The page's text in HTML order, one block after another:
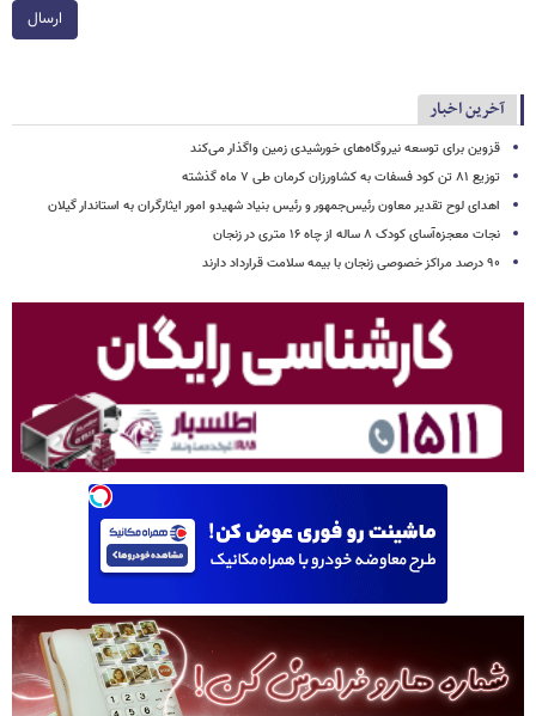
ارسال
آخرین اخبار
قزوین برای توسعه نیروگاه‌های خورشیدی زمین واگذار می‌کند
توزیع ۸۱ تن کود فسفات به کشاورزان کرمان طی ۷ ماه گذشته
اهدای لوح تقدیر معاون رئیس‌جمهور و رئیس بنیاد شهیدو امور ایثارگران به استاندار گیلان
نجات معجزه‌آسای کودک ۸ ساله از چاه ۱۶ متری در زنجان
۹۰ درصد مراکز خصوصی زنجان با بیمه سلامت قرارداد دارند